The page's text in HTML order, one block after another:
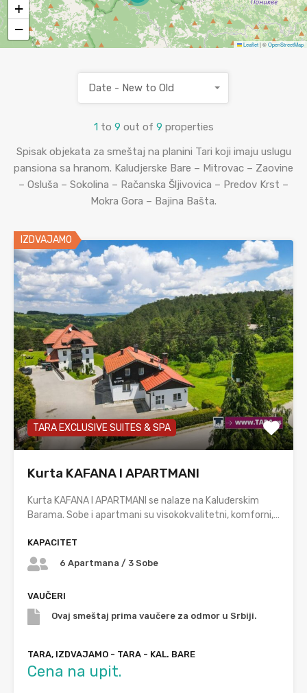
+
−
Leaflet|©OpenStreetMap
1 to 9 out of 9 properties
Date - New to Old
Spisak objekata za smeštaj na planini Tari koji imaju uslugu
pansiona sa hranom. Kaludjerske Bare – Mitrovac – Zaovine
– Osluša – Sokolina – Račanska Šljivovica – Predov Krst –
Mokra Gora – Bajina Bašta.
IZDVAJAMO
TARA EXCLUSIVE SUITES & SPA
Kurta KAFANA I APARTMANI
Kurta KAFANA I APARTMANI se nalaze na Kaluđerskim
Barama. Sobe i apartmani su visokokvalitetni, komforni,…
KAPACITET
6 Apartmana / 3 Sobe
VAUČERI
Ovaj smeštaj prima vaučere za odmor u Srbiji.
TARA, IZDVAJAMO - TARA - KAL. BARE
Cena na upit.